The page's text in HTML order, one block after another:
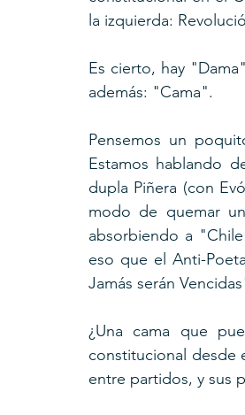
la izquierda:
Es cierto, hay
además: "Cama".
Pensemos un
Estamos hablando
dupla Piñera (con
modo de quemar
absorbiendo a
eso que el Anti-
Jamás serán
¿Una cama que
constitucional desde
entre partidos, y sus